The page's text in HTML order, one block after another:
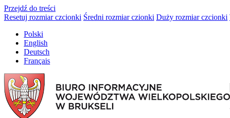
Przejdź do treści
Resetuj rozmiar czcionki Średni rozmiar czionki Duży rozmiar czcionki
Polski
English
Deutsch
Français